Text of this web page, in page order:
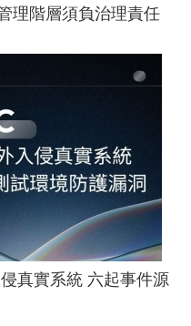
理階層須負治理責任
真實系統 六起事件源